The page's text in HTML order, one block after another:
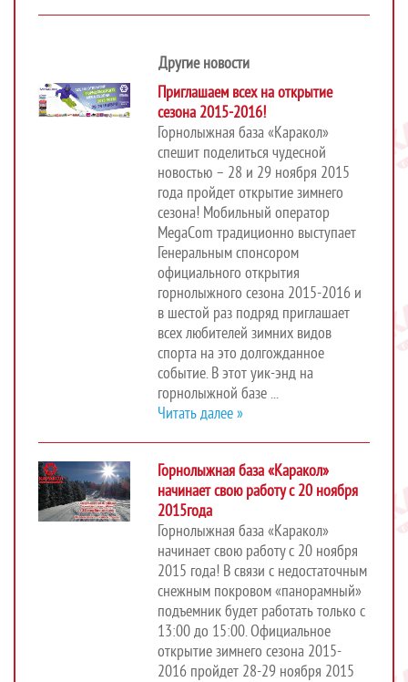
Другие новости
Приглашаем всех на открытие
сезона 2015-2016!
Горнолыжная база «Каракол»
спешит поделиться чудесной
новостью – 28 и 29 ноября 2015
года пройдет открытие зимнего
сезона! Мобильный оператор
MegaCom традиционно выступает
Генеральным спонсором
официального открытия
горнолыжного сезона 2015-2016 и
в шестой раз подряд приглашает
всех любителей зимних видов
спорта на это долгожданное
событие. В этот уик-энд на
горнолыжной базе ...
Читать далее »
Горнолыжная база «Каракол»
начинает свою работу с 20 ноября
2015года
Горнолыжная база «Каракол»
начинает свою работу с 20 ноября
2015 года! В связи с недостаточным
снежным покровом «панорамный»
подъемник будет работать только с
13:00 до 15:00. Официальное
открытие зимнего сезона 2015-
2016 пройдет 28-29 ноября 2015